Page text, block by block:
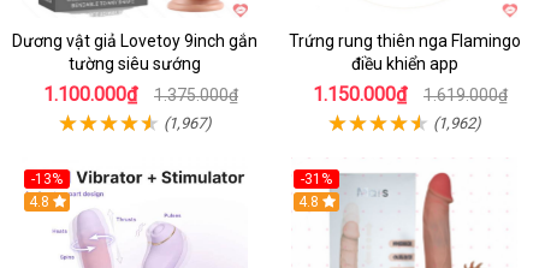
Dương vật giả Lovetoy 9inch gắn
tường siêu sướng
1.100.000₫ 1.375.000₫
(1,967)
Trứng rung thiên nga Flamingo
điều khiển app
1.150.000₫ 1.619.000₫
(1,962)
-13%
4.8
-31%
4.8